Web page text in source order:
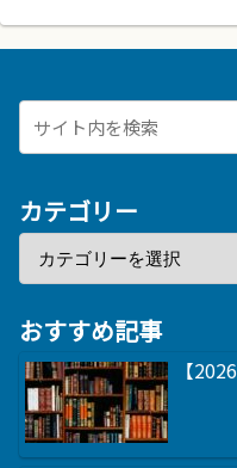
カテゴリー
おすすめ記事
【